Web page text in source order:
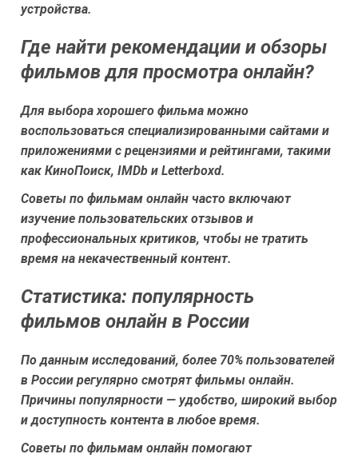
устройства.
Где найти рекомендации и обзоры
фильмов для просмотра онлайн?
Для выбора хорошего фильма можно
воспользоваться специализированными сайтами и
приложениями с рецензиями и рейтингами, такими
как КиноПоиск, IMDb и Letterboxd.
Советы по фильмам онлайн часто включают
изучение пользовательских отзывов и
профессиональных критиков, чтобы не тратить
время на некачественный контент.
Статистика: популярность
фильмов онлайн в России
По данным исследований, более 70% пользователей
в России регулярно смотрят фильмы онлайн.
Причины популярности — удобство, широкий выбор
и доступность контента в любое время.
Советы по фильмам онлайн помогают